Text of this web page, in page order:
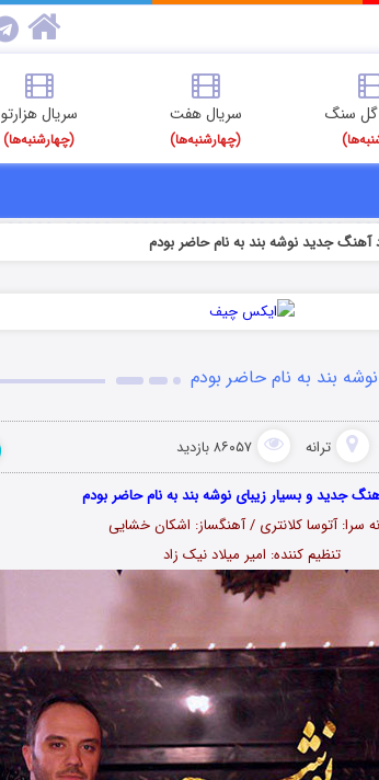
گل سنگ سریال هفت
(چهارشنبه‌ها)
سریال هزارتو
(چهارشنبه‌ها)
آهنگ جدید نوشه بند به نام حاضر بودم
بند به نام حاضر بودم
ترانه ۸۶۰۵۷ بازدید
جدید و بسیار زیبای نوشه بند به نام حاضر بودم
سرا: آتوسا کلانتری / آهنگساز: اشکان خشایی
تنظیم کننده: امیر میلاد نیک زاد